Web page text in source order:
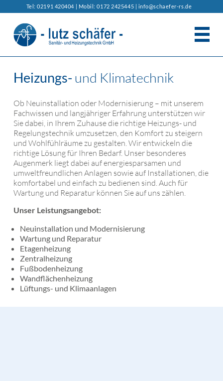
Tel: 02191 420404 | Mobil: 0172 2425445 | info@schaefer-rs.de
LEISTUNGEN
HEIZUNGS- UND KLIMATECHNIK
BAD- UND SANITÄRINSTALLATION
WOHNRAUMLÜFTUNG
STAUBSAUGERSYSTEME
FÖRDERMÖGLICHKEITEN
ENERGIE SPAREN IM HAUS
HYDRAULISCHER ABGLEICH
WÄRMEPUMPE
UMWELT- UND SOLARTECHNIK
WÄRMERÜCKGEWINNUNG
KONTAKT
Heizungs- und Klimatechnik
Ob Neuinstallation oder Modernisierung – mit unserem
Fachwissen und langjähriger Erfahrung unterstützen wir
Sie dabei, in Ihrem Zuhause die richtige Heizungs- und
Regelungstechnik umzusetzen, den Komfort zu steigern
und Wohlfühlräume zu gestalten. Wir entwickeln die
richtige Lösung für Ihren Bedarf. Unser besonderes
Augenmerk liegt dabei auf energiesparsamen und
umweltfreundlichen Anlagen sowie auf Installationen, die
komfortabel und einfach zu bedienen sind. Auch für
Wartung und Reparatur können Sie auf uns zählen.
Unser Leistungsangebot:
Neuinstallation und Modernisierung
Wartung und Reparatur
Etagenheizung
Zentralheizung
Fußbodenheizung
Wandflächenheizung
Lüftungs- und Klimaanlagen